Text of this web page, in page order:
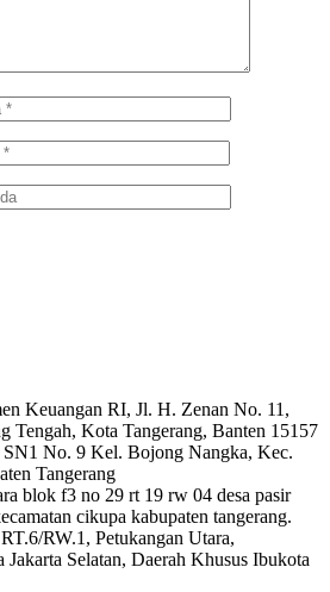
Keuangan RI, Jl. H. Zenan No. 11,
Tengah, Kota Tangerang, Banten 15157
No. 9 Kel. Bojong Nangka, Kec.
Tangerang
blok f3 no 29 rt 19 rw 04 desa pasir
cikupa kabupaten tangerang.
RW.1, Petukangan Utara,
Jakarta Selatan, Daerah Khusus Ibukota